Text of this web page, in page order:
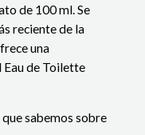
de 100 ml. Se
reciente de la
una
Eau de Toilette
sabemos sobre